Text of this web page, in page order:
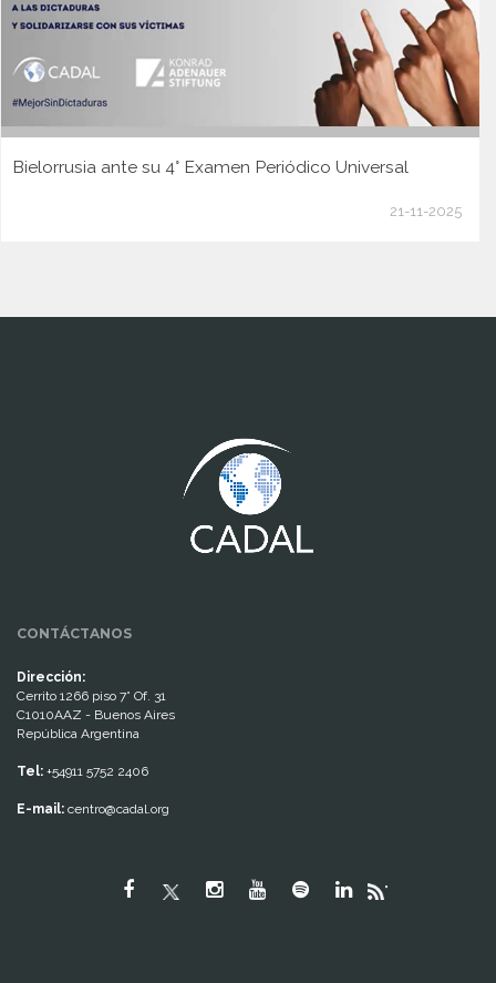
Bielorrusia ante su 4° Examen Periódico Universal
21-11-2025
CONTÁCTANOS
Dirección:
Cerrito 1266 piso 7° Of. 31
C1010AAZ - Buenos Aires
República Argentina
Tel: +54911 5752 2406
E-mail: centro@cadal.org
"